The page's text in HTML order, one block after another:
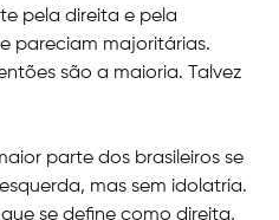
pela direita e pela
pareciam majoritárias.
são a maioria. Talvez
parte dos brasileiros se
mas sem idolatria.
se define como direita,